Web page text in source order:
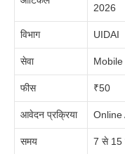
2026
विभाग UIDAI
सेवा
फीस ₹50
आवेदन प्रक्रिया Online
समय 7 से 15